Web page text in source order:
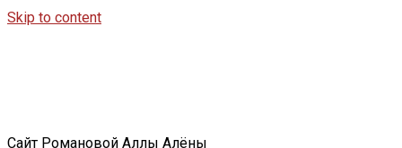
Skip to content
Сайт Романовой Аллы Алёны